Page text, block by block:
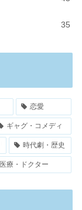
35
恋愛
ギャグ・コメディ
時代劇・歴史
医療・ドクター